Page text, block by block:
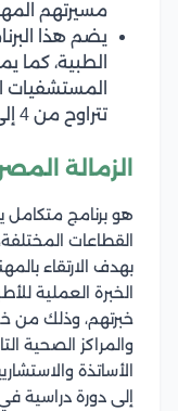
مسيرتهم
يضم هذا
الطبية، كما
المستشفيات
تتراوح من 4 إلى 6 سنوات.
الزمالة
هو برنامج متكامل
القطاعات
بهدف الارتقاء
الخبرة العملية
خبرتهم، وذلك من
والمراكز الصحية
الأساتذة
إلى دورة دراسية